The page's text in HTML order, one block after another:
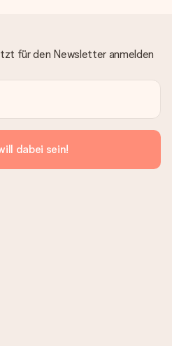
für den Newsletter anmelden
dabei sein!